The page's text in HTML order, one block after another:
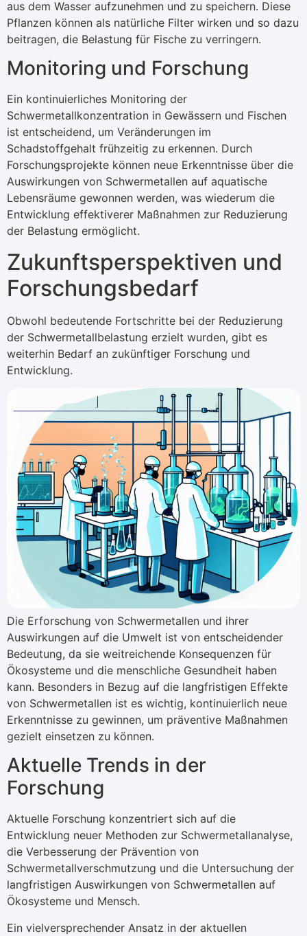
aus dem Wasser aufzunehmen und zu speichern. Diese
Pflanzen können als natürliche Filter wirken und so dazu
beitragen, die Belastung für Fische zu verringern.
Monitoring und Forschung
Ein kontinuierliches Monitoring der
Schwermetallkonzentration in Gewässern und Fischen
ist entscheidend, um Veränderungen im
Schadstoffgehalt frühzeitig zu erkennen. Durch
Forschungsprojekte können neue Erkenntnisse über die
Auswirkungen von Schwermetallen auf aquatische
Lebensräume gewonnen werden, was wiederum die
Entwicklung effektiverer Maßnahmen zur Reduzierung
der Belastung ermöglicht.
Zukunftsperspektiven und
Forschungsbedarf
Obwohl bedeutende Fortschritte bei der Reduzierung
der Schwermetallbelastung erzielt wurden, gibt es
weiterhin Bedarf an zukünftiger Forschung und
Entwicklung.
Die Erforschung von Schwermetallen und ihrer
Auswirkungen auf die Umwelt ist von entscheidender
Bedeutung, da sie weitreichende Konsequenzen für
Ökosysteme und die menschliche Gesundheit haben
kann. Besonders in Bezug auf die langfristigen Effekte
von Schwermetallen ist es wichtig, kontinuierlich neue
Erkenntnisse zu gewinnen, um präventive Maßnahmen
gezielt einsetzen zu können.
Aktuelle Trends in der
Forschung
Aktuelle Forschung konzentriert sich auf die
Entwicklung neuer Methoden zur Schwermetallanalyse,
die Verbesserung der Prävention von
Schwermetallverschmutzung und die Untersuchung der
langfristigen Auswirkungen von Schwermetallen auf
Ökosysteme und Mensch.
Ein vielversprechender Ansatz in der aktuellen